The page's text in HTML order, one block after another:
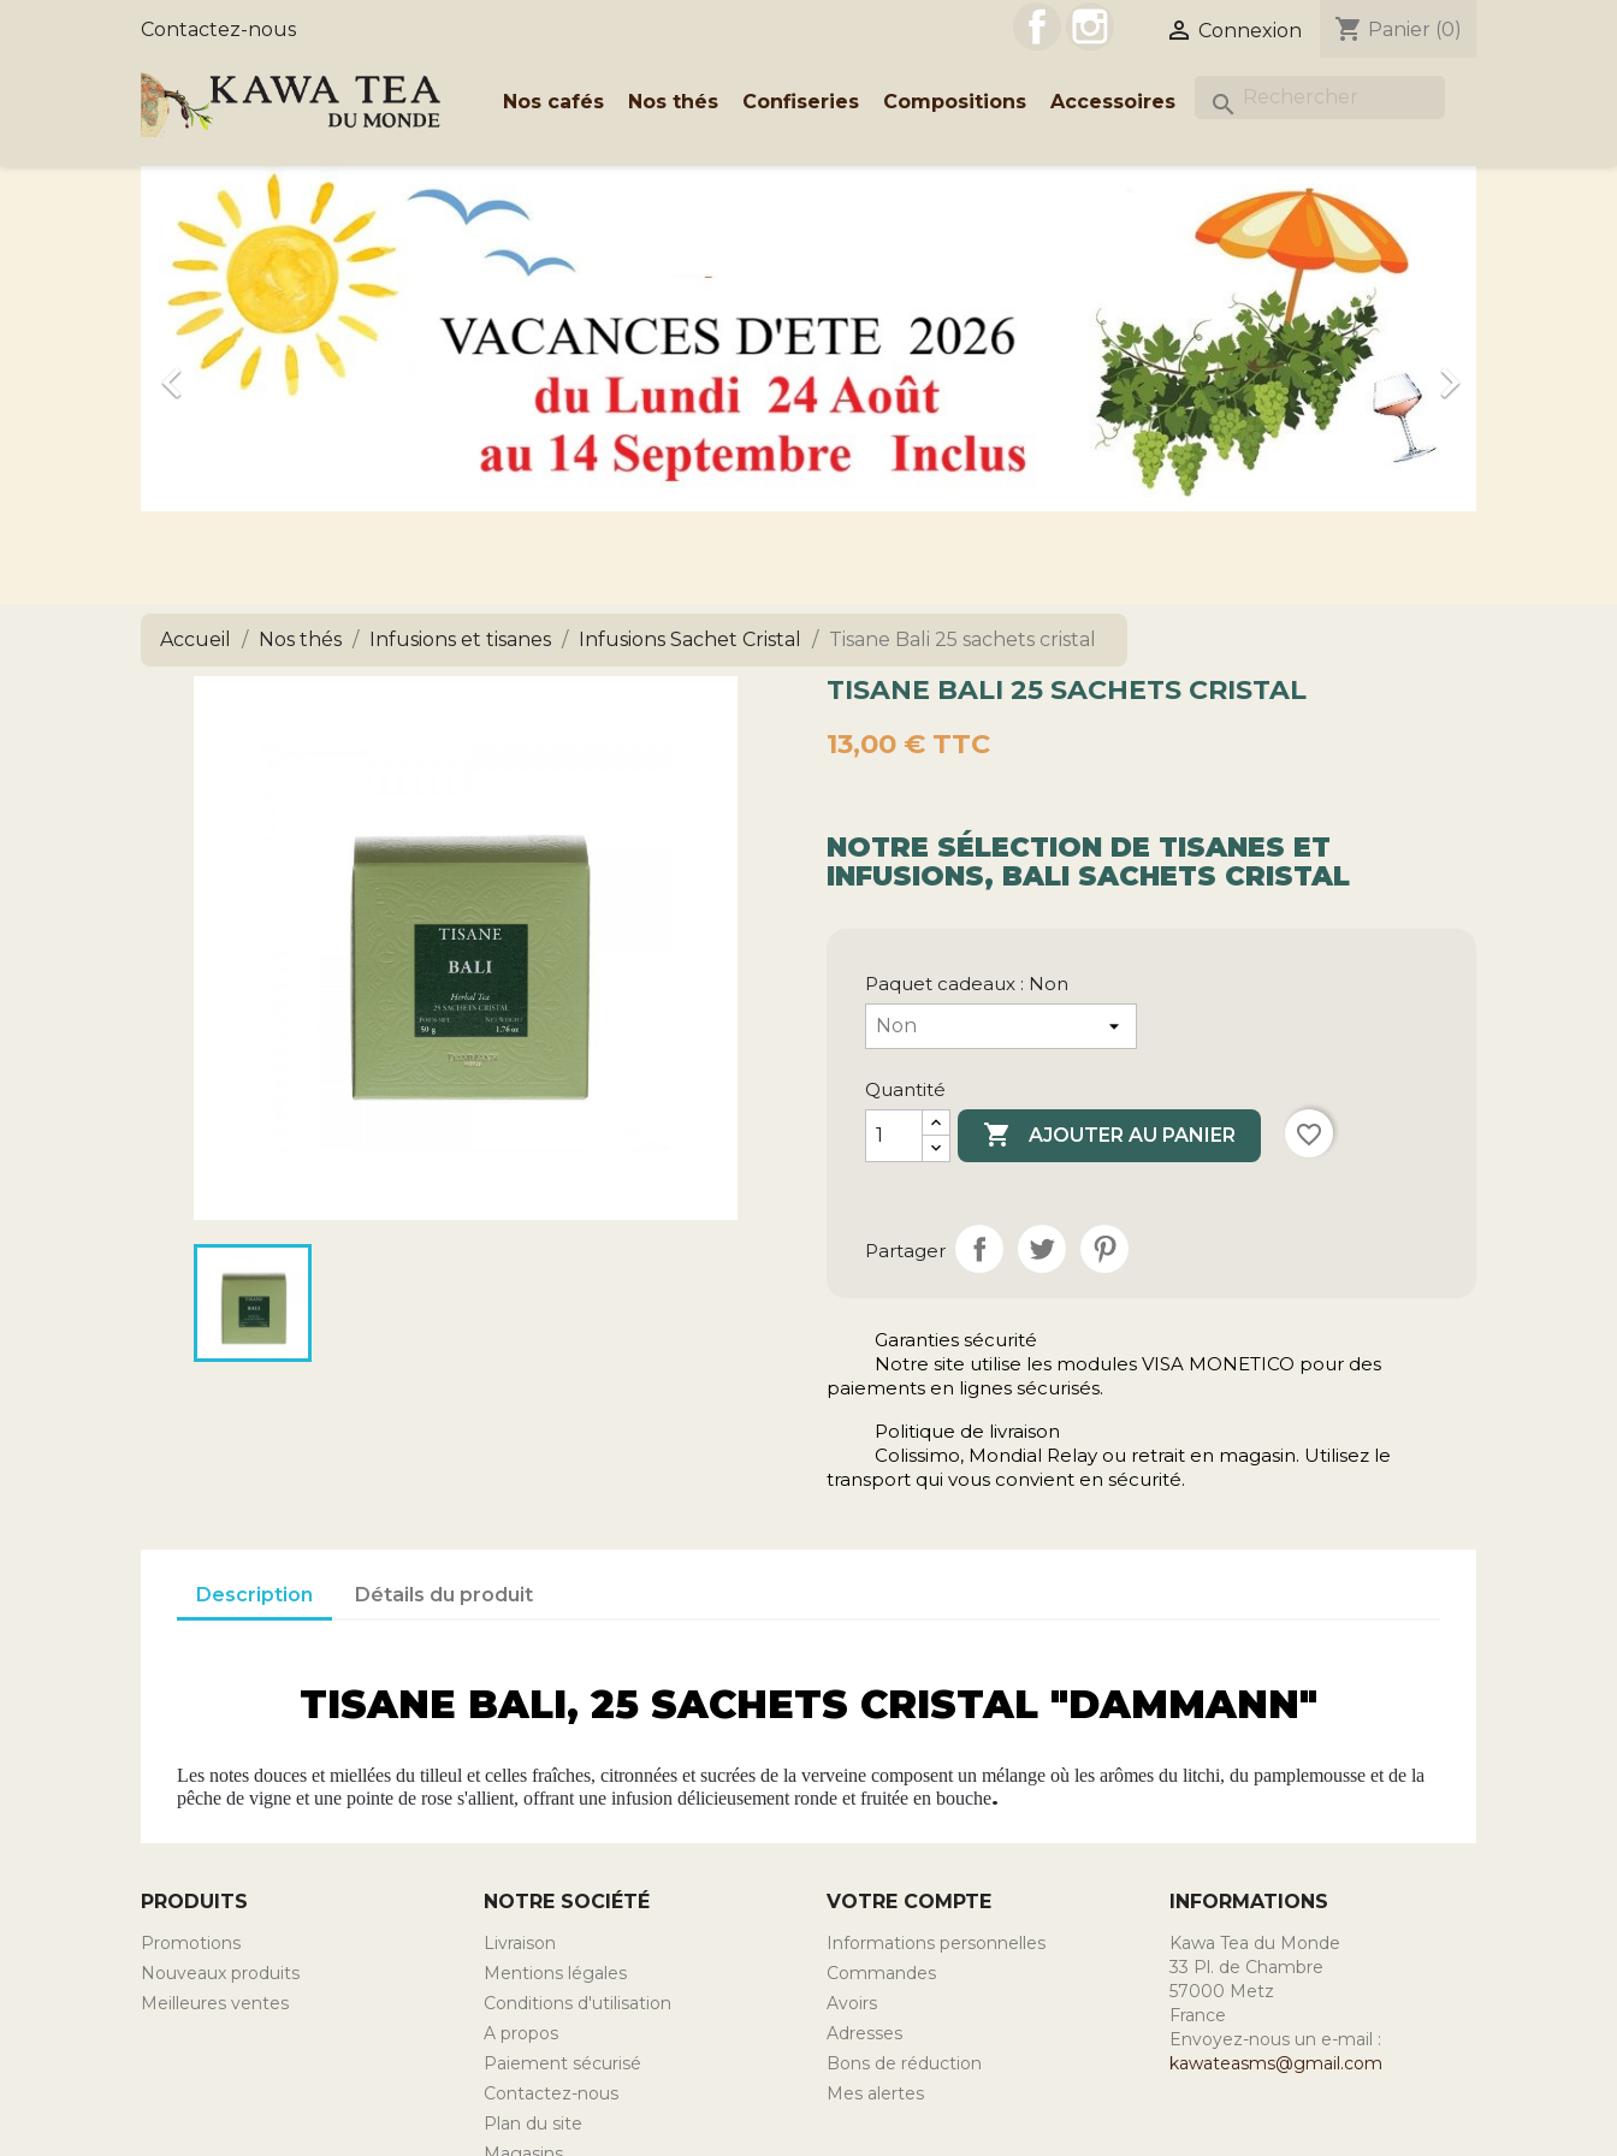
Contactez-nous
Facebook
 Connexion shopping_cart Panier (0)
Nos cafés Nos thés Confiseries Compositions Accessoires search
 
Accueil Nos thés Infusions et tisanes Infusions Sachet Cristal Tisane Bali 25 sachets cristal
TISANE BALI 25 SACHETS CRISTAL
13,00 € TTC
NOTRE SÉLECTION DE TISANES ET
INFUSIONS, BALI SACHETS CRISTAL
Paquet cadeaux : Non
Quantité
 AJOUTER AU PANIER favorite_border
Partager
Garanties sécurité
Notre site utilise les modules VISA MONETICO pour des
paiements en lignes sécurisés.
Politique de livraison
Colissimo, Mondial Relay ou retrait en magasin. Utilisez le
transport qui vous convient en sécurité.
Description Détails du produit
TISANE BALI, 25 SACHETS CRISTAL "DAMMANN"
Les notes douces et miellées du tilleul et celles fraîches, citronnées et sucrées de la verveine composent un mélange où les arômes du litchi, du pamplemousse et de la
pêche de vigne et une pointe de rose s'allient, offrant une infusion délicieusement ronde et fruitée en bouche.
PRODUITS
Promotions
Nouveaux produits
Meilleures ventes
NOTRE SOCIÉTÉ
Livraison
Mentions légales
Conditions d'utilisation
A propos
Paiement sécurisé
Contactez-nous
Plan du site
VOTRE COMPTE
Informations personnelles
Commandes
Avoirs
Adresses
Bons de réduction
Mes alertes
INFORMATIONS
Kawa Tea du Monde
33 Pl. de Chambre
57000 Metz
France
Envoyez-nous un e-mail :
kawateasms@gmail.com